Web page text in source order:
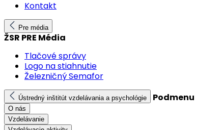
Kontakt
Pre média
ŽSR PRE Média
Tlačové správy
Logo na stiahnutie
Železničný Semafor
Ústredný inštitút vzdelávania a psychológie Podmenu
O nás
Vzdelávanie